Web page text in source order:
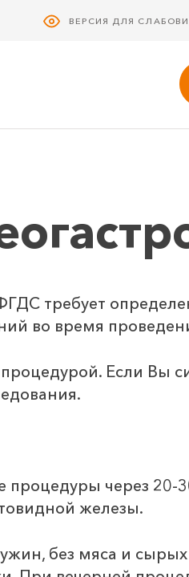
ВЕРСИЯ ДЛЯ
требует
во время
Если Вы
процедуры через
железы.
ужин, без мяса и